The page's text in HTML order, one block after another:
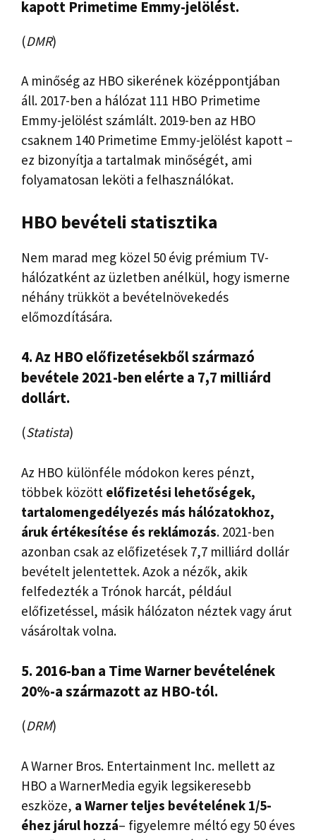
kapott Primetime Emmy-jelölést.
(DMR)
A minőség az HBO sikerének középpontjában
áll. 2017-ben a hálózat 111 HBO Primetime
Emmy-jelölést számlált. 2019-ben az HBO
csaknem 140 Primetime Emmy-jelölést kapott –
ez bizonyítja a tartalmak minőségét, ami
folyamatosan leköti a felhasználókat.
HBO bevételi statisztika
Nem marad meg közel 50 évig prémium TV-
hálózatként az üzletben anélkül, hogy ismerne
néhány trükköt a bevételnövekedés
előmozdítására.
4. Az HBO előfizetésekből származó
bevétele 2021-ben elérte a 7,7 milliárd
dollárt.
(Statista)
Az HBO különféle módokon keres pénzt,
többek között előfizetési lehetőségek,
tartalomengedélyezés más hálózatokhoz,
áruk értékesítése és reklámozás. 2021-ben
azonban csak az előfizetések 7,7 milliárd dollár
bevételt jelentettek. Azok a nézők, akik
felfedezték a Trónok harcát, például
előfizetéssel, másik hálózaton néztek vagy árut
vásároltak volna.
5. 2016-ban a Time Warner bevételének
20%-a származott az HBO-tól.
(DRM)
A Warner Bros. Entertainment Inc. mellett az
HBO a WarnerMedia egyik legsikeresebb
eszköze, a Warner teljes bevételének 1/5-
éhez járul hozzá– figyelemre méltó egy 50 éves